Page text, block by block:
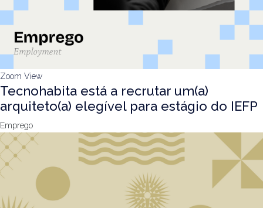
Zoom View
Tecnohabita está a recrutar um(a)
arquiteto(a) elegível para estágio do IEFP
Emprego